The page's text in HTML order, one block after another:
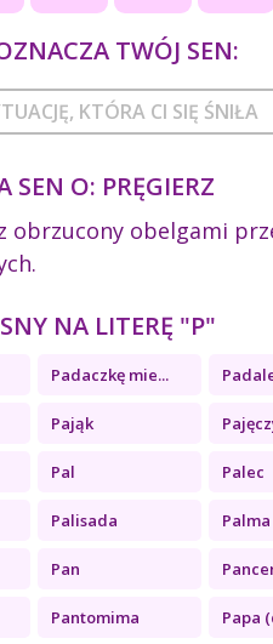
TWÓJ SEN:
SEN O: PRĘGIERZ
obrzucony obelgami
NA LITERĘ "P"
Padaczkę mie...
Pająk
Pal Palec
Palisada Palma
Pan
Pantomima Papa